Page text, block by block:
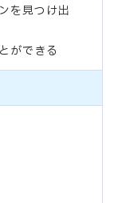
を見つけ出
ができる